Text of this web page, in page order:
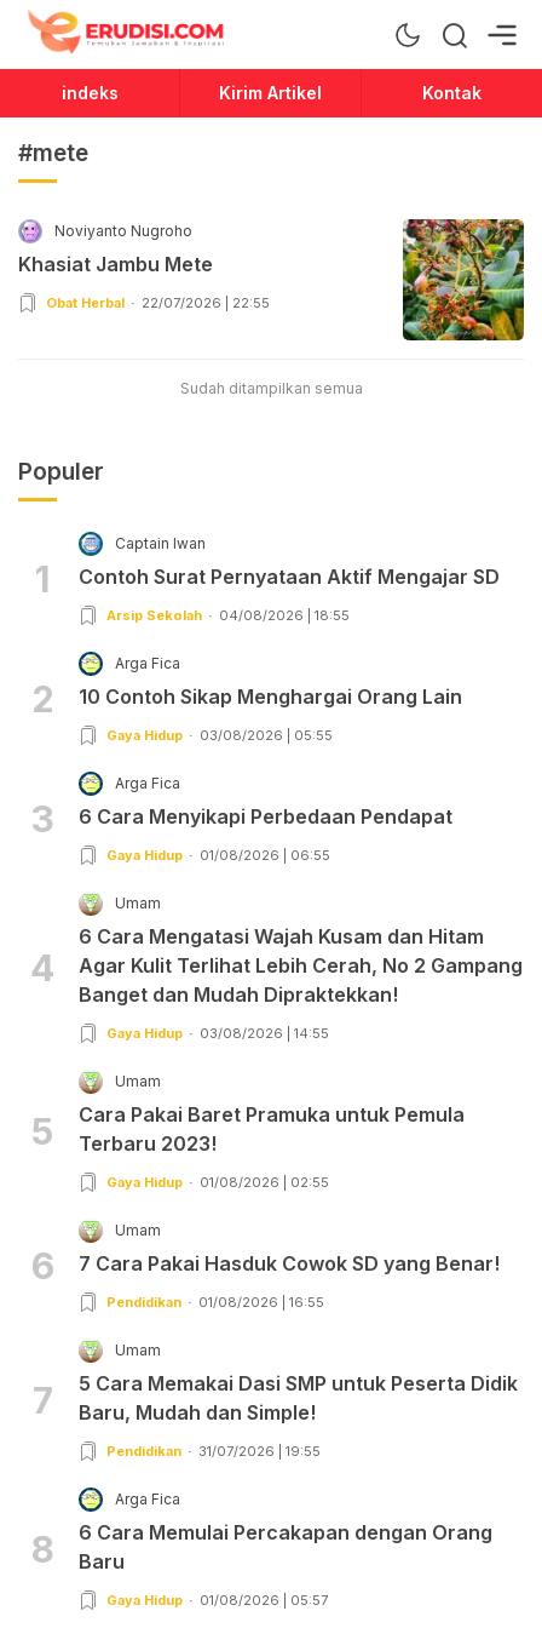
Erudisi
Temukan Jawaban dan Inspirasi
indeks Kirim Artikel Kontak
#mete
Noviyanto Nugroho
Khasiat Jambu Mete
Obat Herbal 22/07/2026 | 22:55
Sudah ditampilkan semua
Populer
1
Captain Iwan
Contoh Surat Pernyataan Aktif Mengajar SD
Arsip Sekolah 04/08/2026 | 18:55
2
Arga Fica
10 Contoh Sikap Menghargai Orang Lain
Gaya Hidup 03/08/2026 | 05:55
3
Arga Fica
6 Cara Menyikapi Perbedaan Pendapat
Gaya Hidup 01/08/2026 | 06:55
4
Umam
6 Cara Mengatasi Wajah Kusam dan Hitam
Agar Kulit Terlihat Lebih Cerah, No 2 Gampang
Banget dan Mudah Dipraktekkan!
Gaya Hidup 03/08/2026 | 14:55
5
Umam
Cara Pakai Baret Pramuka untuk Pemula
Terbaru 2023!
Gaya Hidup 01/08/2026 | 02:55
6
Umam
7 Cara Pakai Hasduk Cowok SD yang Benar!
Pendidikan 01/08/2026 | 16:55
7
Umam
5 Cara Memakai Dasi SMP untuk Peserta Didik
Baru, Mudah dan Simple!
Pendidikan 31/07/2026 | 19:55
8
Arga Fica
6 Cara Memulai Percakapan dengan Orang
Baru
Gaya Hidup 01/08/2026 | 05:57